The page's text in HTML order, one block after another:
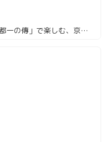
【六本木ヒルズグルメ】「京都一の傳」で楽しむ、京の風情と絶品蔵みそ焼懐石御膳